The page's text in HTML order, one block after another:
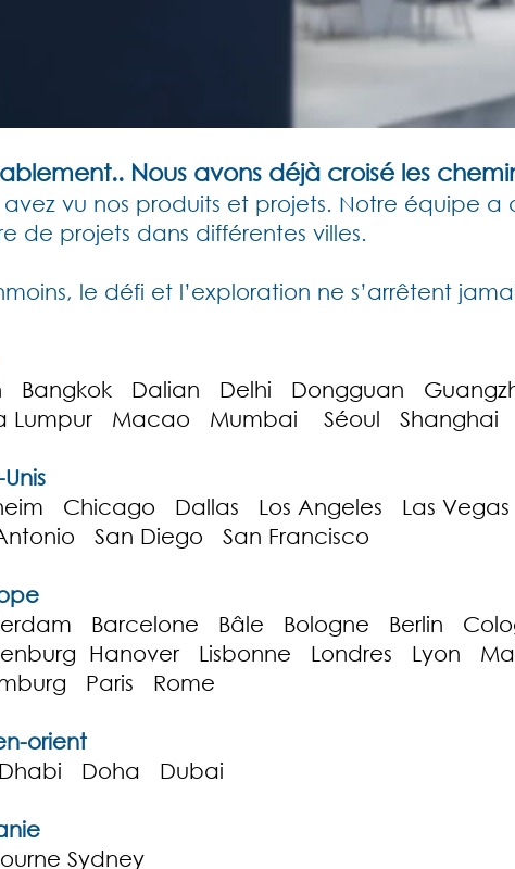
Nous avons déjà croisé les
avez vu nos produits et projets. Notre équipe a
de projets dans différentes villes.
le défi et l’exploration ne s’arrêtent
Bangkok Dalian Delhi Dongguan
Lumpur Macao Mumbai Séoul Shanghai
Chicago Dallas Los Angeles Las
San Diego San Francisco
Barcelone Bâle Bologne Berlin
Hanover Lisbonne Londres Lyon
Paris Rome
orient
Doha Dubai
Sydney